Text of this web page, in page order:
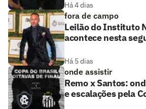
Há 4 dias
fora de campo
Leilão do Instituto
acontece nesta
Há 5 dias
onde assistir
Remo x Santos:
e escalações pela